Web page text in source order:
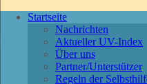
Startseite
Nachrichten
Aktueller UV-Index
Über uns
Partner/Unterstützer
Regeln der